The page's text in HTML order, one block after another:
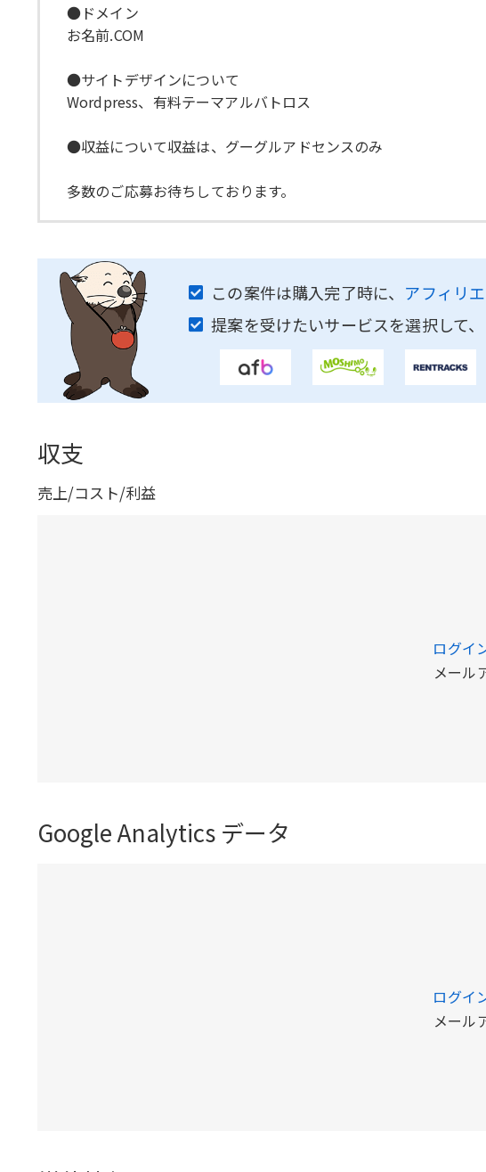
●ドメイン
お名前.COM
●サイトデザインについて
Wordpress、有料テーマアルバトロス
●収益について収益は、グーグルアドセンスのみ
多数のご応募お待ちしております。
この案件は購入完了時に、 アフィリ
提案を受けたいサービスを選択して
収支
売上/コスト/利益
ログイ
メール
Google Analytics データ
ログイ
メール